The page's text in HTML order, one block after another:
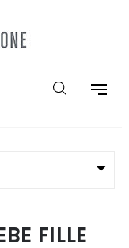
FILLE